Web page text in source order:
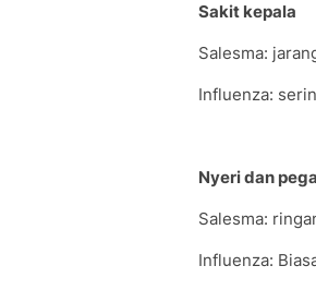
Sakit kepala
Salesma:
Influenza:
Nyeri dan
Salesma:
Influenza: